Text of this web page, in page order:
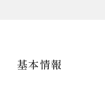
基本情報